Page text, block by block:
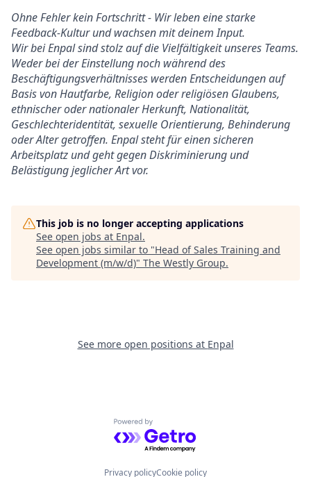
Ohne Fehler kein Fortschritt - Wir leben eine starke
Feedback-Kultur und wachsen mit deinem Input.
Wir bei Enpal sind stolz auf die Vielfältigkeit unseres Teams.
Weder bei der Einstellung noch während des
Beschäftigungsverhältnisses werden Entscheidungen auf
Basis von Hautfarbe, Religion oder religiösen Glaubens,
ethnischer oder nationaler Herkunft, Nationalität,
Geschlechteridentität, sexuelle Orientierung, Behinderung
oder Alter getroffen. Enpal steht für einen sicheren
Arbeitsplatz und geht gegen Diskriminierung und
Belästigung jeglicher Art vor.
This job is no longer accepting applications
See open jobs at Enpal.
See open jobs similar to "Head of Sales Training and
Development (m/w/d)" The Westly Group.
See more open positions at Enpal
Powered by Getro.com
Privacy policyCookie policy